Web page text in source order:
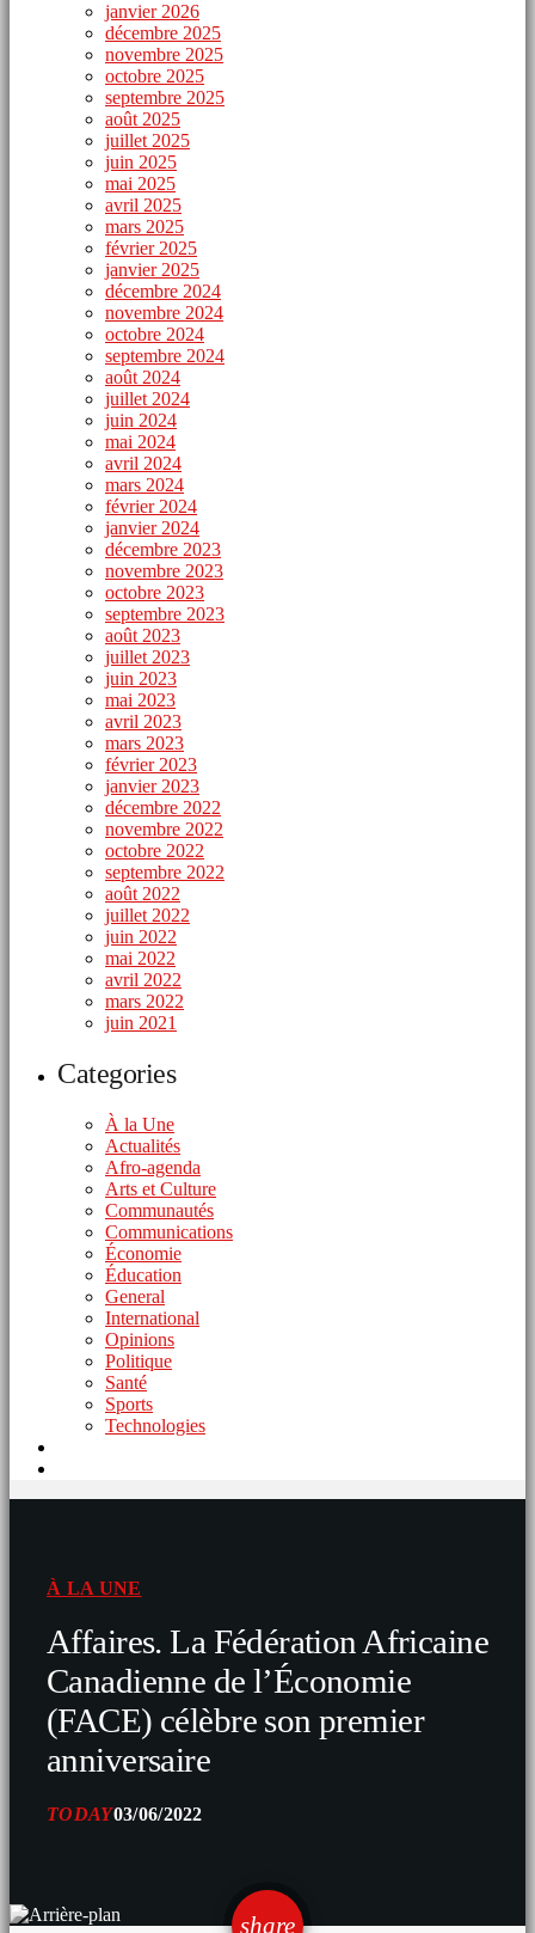
janvier 2026
décembre 2025
novembre 2025
octobre 2025
septembre 2025
août 2025
juillet 2025
juin 2025
mai 2025
avril 2025
mars 2025
février 2025
janvier 2025
décembre 2024
novembre 2024
octobre 2024
septembre 2024
août 2024
juillet 2024
juin 2024
mai 2024
avril 2024
mars 2024
février 2024
janvier 2024
décembre 2023
novembre 2023
octobre 2023
septembre 2023
août 2023
juillet 2023
juin 2023
mai 2023
avril 2023
mars 2023
février 2023
janvier 2023
décembre 2022
novembre 2022
octobre 2022
septembre 2022
août 2022
juillet 2022
juin 2022
mai 2022
avril 2022
mars 2022
juin 2021
Categories
À la Une
Actualités
Afro-agenda
Arts et Culture
Communautés
Communications
Économie
Éducation
General
International
Opinions
Politique
Santé
Sports
Technologies
À LA UNE
Affaires. La Fédération Africaine
Canadienne de l’Économie
(FACE) célèbre son premier
anniversaire
TODAY03/06/2022
share
email